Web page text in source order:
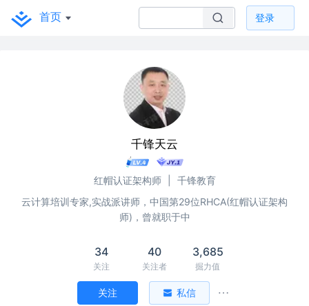
首页 登录
千锋天云
红帽认证架构师
千锋教育
云计算培训专家,实战派讲师，中国第29位RHCA(红帽认证架构
师)，曾就职于中
34
关注
40
关注者
3,685
掘力值
关注 私信